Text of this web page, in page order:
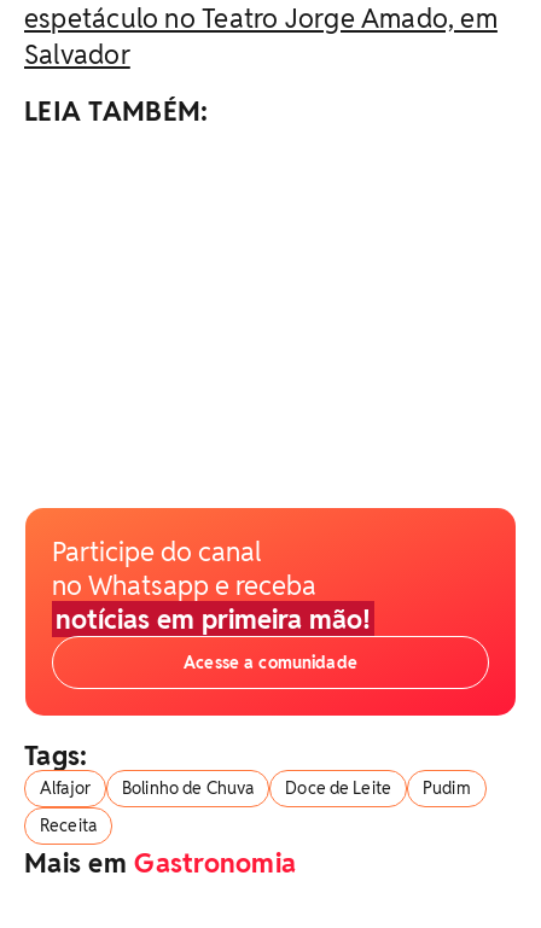
espetáculo no Teatro Jorge Amado, em
Salvador
LEIA TAMBÉM:
Participe do canal
no Whatsapp e receba
notícias em primeira mão!
Acesse a comunidade
Tags:
Alfajor Bolinho de Chuva Doce de Leite
Pudim
Receita
Mais emGastronomia